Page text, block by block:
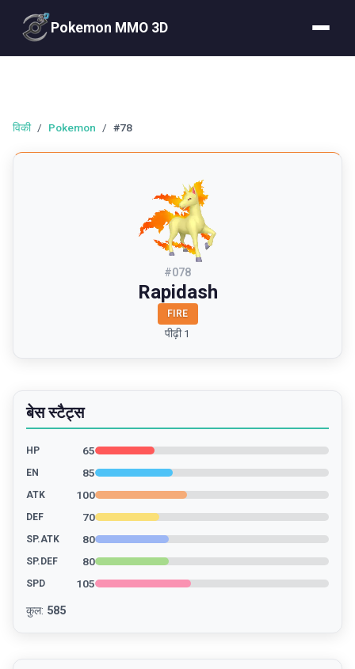
Pokemon MMO 3D
विकी / Pokemon / #78
#078
Rapidash
FIRE
पीढ़ी 1
बेस स्टैट्स
HP 65
EN 85
ATK 100
DEF 70
SP.ATK 80
SP.DEF 80
SPD 105
कुल: 585